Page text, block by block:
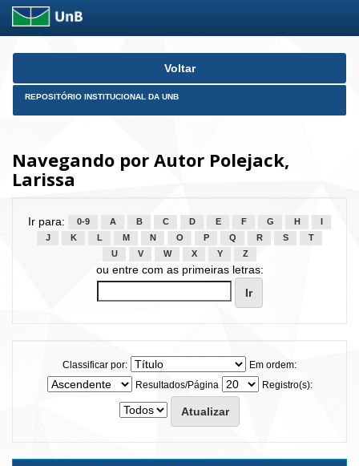
Skip
Voltar
REPOSITÓRIO INSTITUCIONAL DA UNB
Navegando por Autor Polejack,
Larissa
Ir para: 0-9 A B C D E F G H
J
K L M N O P Q R S
T
U
V W X Y Z
ou entre com as primeiras letras:
Classificar por:
Em ordem:
Resultados/Página
Registro(s):